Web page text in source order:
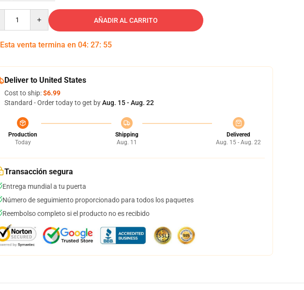
AÑADIR AL CARRITO
Esta venta termina en 04: 27: 54
Deliver to United States
Cost to ship:$6.99
Standard - Order today to get byAug. 15 - Aug. 22
Production
Today
Shipping
Aug. 11
Delivered
Aug. 15 - Aug. 22
Transacción segura
Entrega mundial a tu puerta
Número de seguimiento proporcionado para todos los paquetes
Reembolso completo si el producto no es recibido